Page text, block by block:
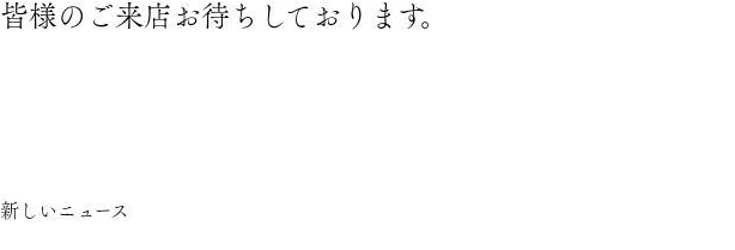
皆様のご来店お待ちしております。
新しいニュース